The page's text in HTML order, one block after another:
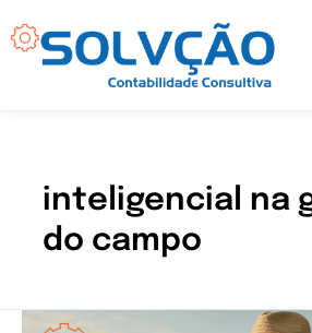
para
inteligencial na
do campo
Contabilidade